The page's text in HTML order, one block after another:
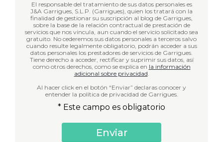
El responsable del tratamiento de sus datos personales es
J&A Garrigues, S.L.P. (Garrigues), quien los tratará con la
finalidad de gestionar su suscripción al blog de Garrigues,
sobre la base de la relación contractual de prestación de
servicios que nos vincula, aun cuando el servicio solicitado sea
gratuito. No cederemos sus datos personales a terceros salvo
cuando resulte legalmente obligatorio, podrán acceder a sus
datos personales los prestadores de servicios de Garrigues.
Tiene derecho a acceder, rectificar y suprimir sus datos, así
como otros derechos, como se explica en la información
adicional sobre privacidad.
Al hacer click en el botón “Enviar” declaras conocer y
entender la política de privacidad de Garrigues.
* Este campo es obligatorio